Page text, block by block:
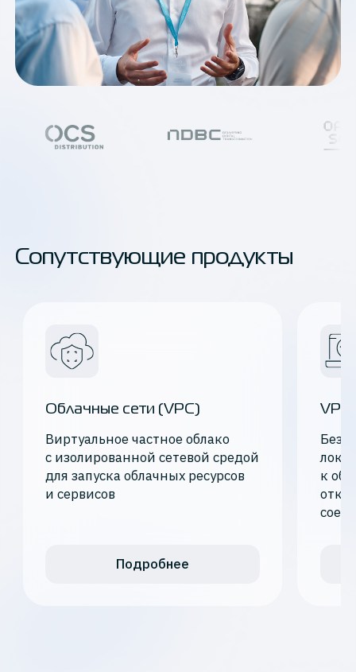
Сопутствующие продукты
Облачные сети (VPC)
Виртуальное частное облако
с изолированной сетевой средой
для запуска облачных ресурсов
и сервисов
Подробнее
VPN
к